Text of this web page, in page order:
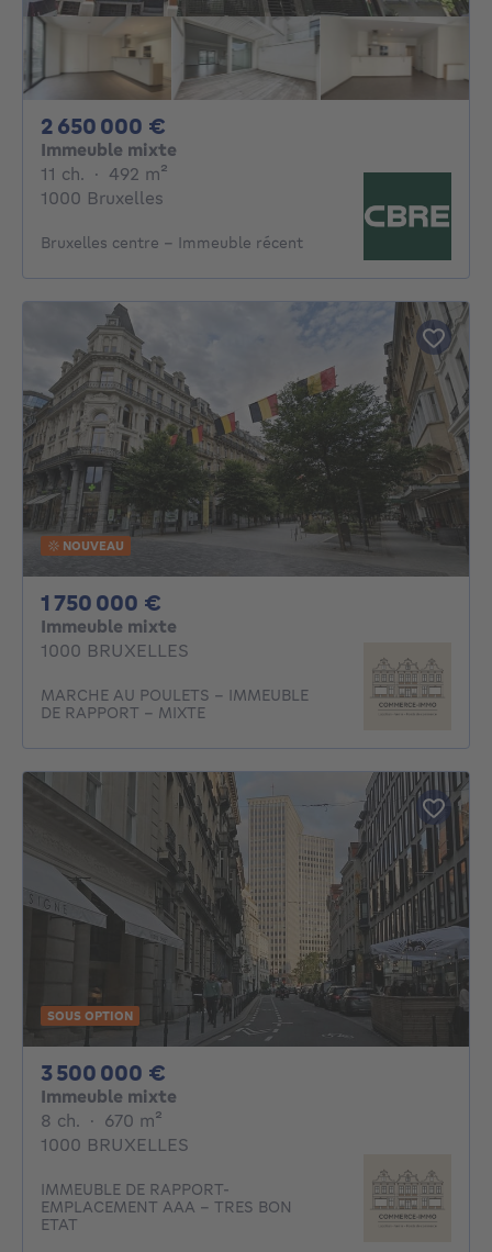
2 650 000 €
Immeuble mixte
11 ch. 11 chambres
· 492 m²
1000 Bruxelles
Bruxelles centre - Immeuble récent
NOUVEAU
1 750 000 €
Immeuble mixte
1000 BRUXELLES
MARCHE AU POULETS - IMMEUBLE
DE RAPPORT - MIXTE
SOUS OPTION
3 500 000 €
Immeuble mixte
8 ch. 8 chambres
· 670 m²
1000 BRUXELLES
IMMEUBLE DE RAPPORT-
EMPLACEMENT AAA - TRES BON
ETAT